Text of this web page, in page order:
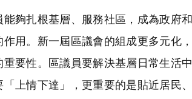
夠扎根基層、服務社區，成為政府
用。新一屆區議會的組成更多元化
要性。區議員要解決基層日常生活
上情下達」，更重要的是貼近居民